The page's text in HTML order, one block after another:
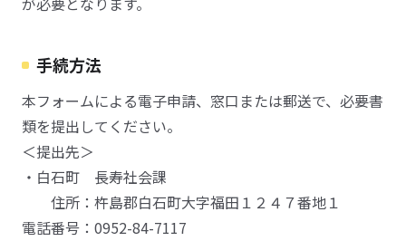
手続方法
本フォームによる電子申請、窓口または郵送で、必要書
類を提出してください。
＜提出先＞
・白石町 長寿社会課
住所：杵島郡白石町大字福田１２４７番地１
電話番号：0952-84-7117